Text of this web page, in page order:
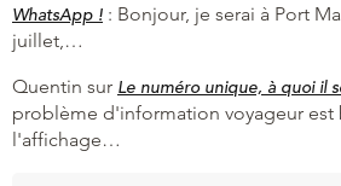
WhatsApp ! : Bonjour, je serai à Port
juillet,…
Quentin sur Le numéro unique, à quoi il
problème d'information voyageur est
l'affichage…